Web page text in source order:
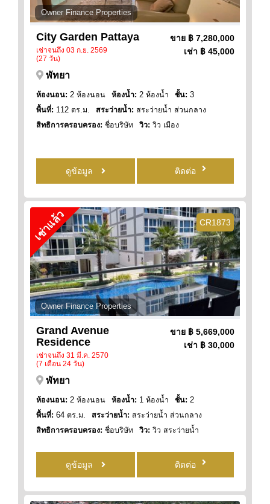
Owner Finance Properties
City Garden Pattaya
เช่าจนถึง 03 ก.ย. 2569
(27 วัน)
ขาย ฿ 7,280,000
เช่า ฿ 45,000
พัทยา
ห้องนอน: 2 ห้องนอน ห้องน้ำ: 2 ห้องน้ำ ชั้น: 3
พื้นที่: 112 ตร.ม. สระว่ายน้ำ: สระว่ายน้ำ ส่วนกลาง
สิทธิการครอบครอง: ชื่อบริษัท วิว: วิว เมือง
ดูข้อมูล ติดต่อ
CR1873
เช่าแล้ว
Owner Finance Properties
Grand Avenue
Residence
เช่าจนถึง 31 มี.ค. 2570
(7 เดือน 24 วัน)
ขาย ฿ 5,669,000
เช่า ฿ 30,000
พัทยา
ห้องนอน: 2 ห้องนอน ห้องน้ำ: 1 ห้องน้ำ ชั้น: 2
พื้นที่: 64 ตร.ม. สระว่ายน้ำ: สระว่ายน้ำ ส่วนกลาง
สิทธิการครอบครอง: ชื่อบริษัท วิว: วิว สระว่ายน้ำ
ดูข้อมูล ติดต่อ